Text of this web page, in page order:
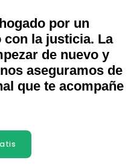
por un
la justicia. La
de nuevo y
aseguramos de
que te acompañe